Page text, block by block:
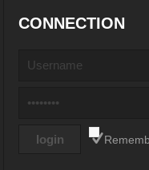
CONNECTION